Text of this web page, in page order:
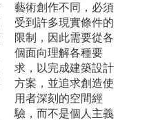
藝術創作不同，必須
受到許多現實條件的
限制，因此需要從各
個面向理解各種要
求，以完成建築設計
方案，並追求創造使
用者深刻的空間經
驗，而不是個人主義